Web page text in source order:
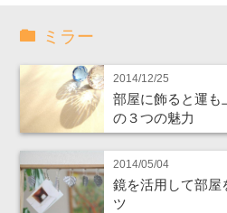
ミラー
2014/12/25
部屋に飾ると運も
の３つの魅力
2014/05/04
鏡を活用して部屋
ツ